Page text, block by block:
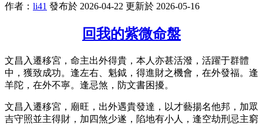
作者： li41 發布於 2026-04-22 更新於 2026-05-16
回我的紫微命盤
文昌入遷移宮，命主出外得貴，本人亦甚活潑，活躍于群體
中，獲致成功。逢左右、魁鉞，得進財之機會，在外發福。逢
羊陀，在外不寧。逢忌煞，防文書困擾。
文昌入遷移宮，廟旺，出外遇貴發達，以才藝揚名他邦，加眾
吉守照並主得財，加四煞少遂，陷地有小人，逢空劫刑忌主窮